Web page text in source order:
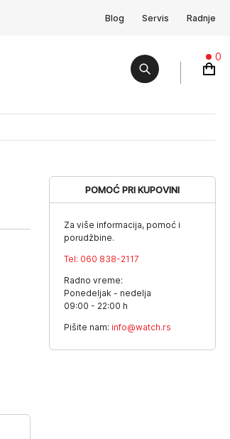
Blog Servis Radnje
0
POMOĆ PRI KUPOVINI
Za više informacija, pomoć i
porudžbine.
Tel: 060 838-2117
Radno vreme:
Ponedeljak - nedelja
09:00 - 22:00 h
Pišite nam: info@watch.rs